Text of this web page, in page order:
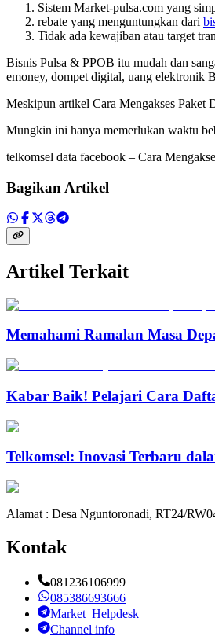
Sistem Market-pulsa.com yang
rebate yang menguntungkan dari
Tidak ada kewajiban atau target
Bisnis Pulsa & PPOB itu mudah dan
emoney, dompet digital, uang elektronik
Meskipun artikel Cara Mengakses Paket
Mungkin ini hanya memerlukan waktu
telkomsel data facebook – Cara
Bagikan Artikel
Artikel Terkait
Memahami Ramalan Masa
Kabar Baik! Pelajari Cara
Telkomsel: Inovasi Terbaru
Alamat : Desa Nguntoronadi, RT24/
Kontak
081236106999
085386693666
Market_Helpdesk
Channel info